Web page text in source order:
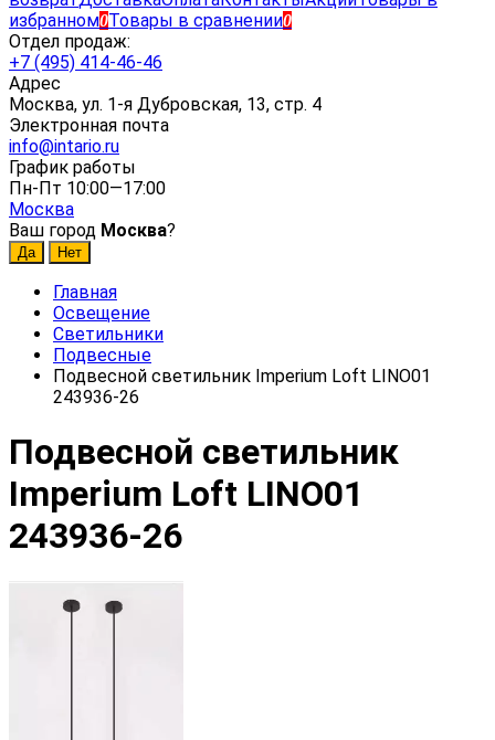
избранном0Товары в сравнении0
Отдел продаж:
+7 (495) 414-46-46
Адрес
Москва, ул. 1-я Дубровская, 13, стр. 4
Электронная почта
info@intario.ru
График работы
Пн-Пт 10:00—17:00
Москва
Ваш город Москва?
Главная
Освещение
Светильники
Подвесные
Подвесной светильник Imperium Loft LINO01
243936-26
Подвесной светильник
Imperium Loft LINO01
243936-26